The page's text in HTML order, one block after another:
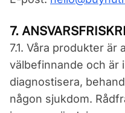
7.
7.1. Våra produkter är
välbefinnande och är
diagnostisera,
någon sjukdom.